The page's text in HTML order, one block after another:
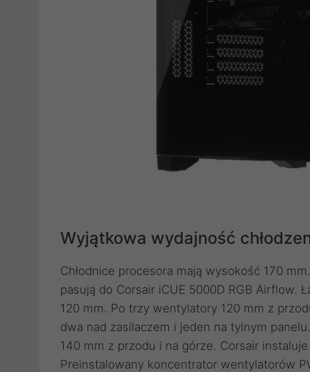
Wyjątkowa wydajność
Chłodnice procesora mają wysokość 170
pasują do Corsair iCUE 5000D RGB
120 mm. Po trzy wentylatory 120 mm z
dwa nad zasilaczem i jeden na tylnym
140 mm z przodu i na górze. Corsair
Preinstalowany koncentrator wentylatorów